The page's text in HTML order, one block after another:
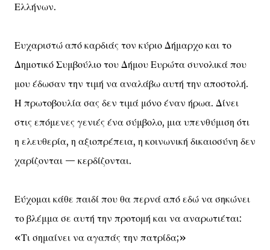
Ελλήνων.
Ευχαριστώ από καρδιάς τον κύριο Δήμαρχο και το
Δημοτικό Συμβούλιο του Δήμου Ευρώτα συνολικά που
μου έδωσαν την τιμή να αναλάβω αυτή την αποστολή.
Η πρωτοβουλία σας δεν τιμά μόνο έναν ήρωα. Δίνει
στις επόμενες γενιές ένα σύμβολο, μια υπενθύμιση ότι
η ελευθερία, η αξιοπρέπεια, η κοινωνική δικαιοσύνη δεν
χαρίζονται — κερδίζονται.
Εύχομαι κάθε παιδί που θα περνά από εδώ να σηκώνει
το βλέμμα σε αυτή την προτομή και να αναρωτιέται:
«Τι σημαίνει να αγαπάς την πατρίδα;»